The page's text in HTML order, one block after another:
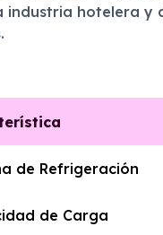
hotelera y
de Refrigeración
de Carga